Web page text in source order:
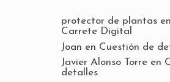
protector de plantas en
Carrete Digital
Joan en Cuestión de
Javier Alonso Torre en
detalles